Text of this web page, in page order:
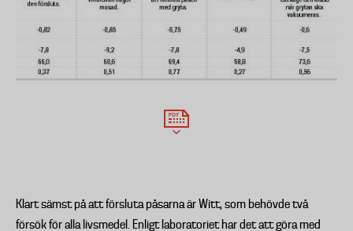
Klart sämst på att försluta påsarna är Witt, som behövde två
försök för alla livsmedel. Enligt laboratoriet har det att göra med